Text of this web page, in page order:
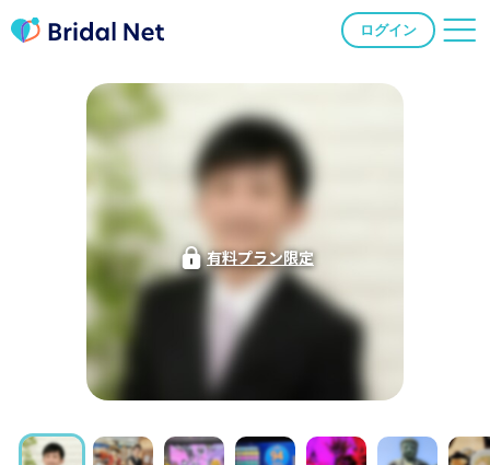
ログイン
有料プラン限定